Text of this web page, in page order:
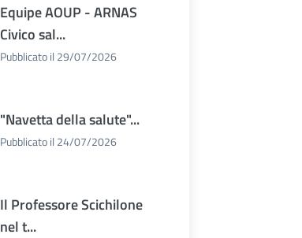
Equipe AOUP - ARNAS
Civico sal...
Pubblicato il 29/07/2026
"Navetta della salute"...
Pubblicato il 24/07/2026
Il Professore Scichilone
nel t...